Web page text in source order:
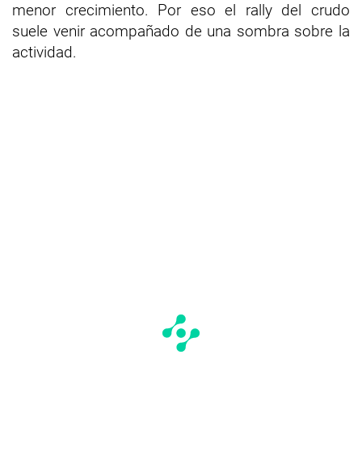
menor crecimiento. Por eso el rally del crudo
suele venir acompañado de una sombra sobre la
actividad.